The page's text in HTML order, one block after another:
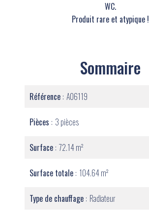
WC.
Produit rare et atypique !
Sommaire
Référence A06119
Pièces 3 pièces
Surface 72.14 m²
Surface totale 104.64 m²
Type de chauffage Radiateur